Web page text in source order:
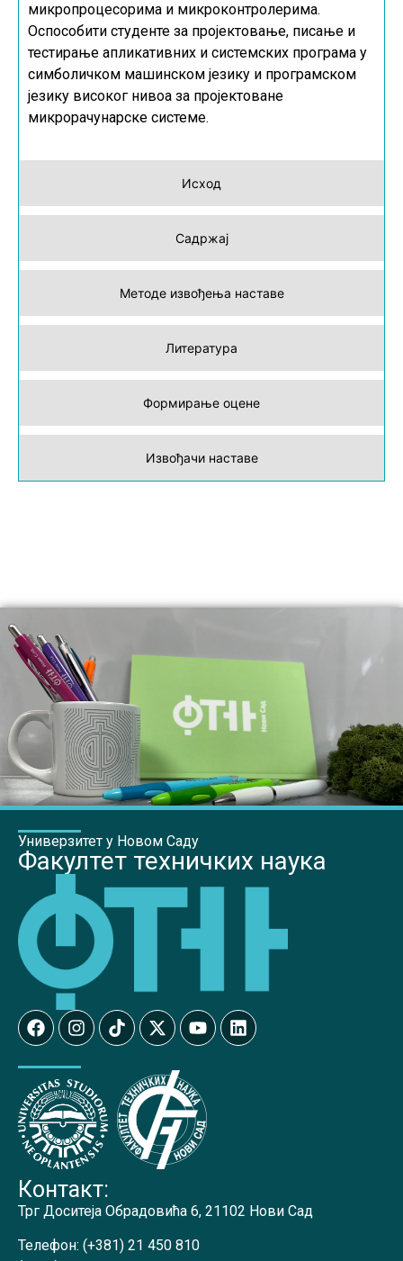
Исход
Садржај
Методе извођења наставе
Литература
Формирање оцене
Извођачи наставе
микропроцесорима и микроконтролерима.
Оспособити студенте за пројектовање, писање и
тестирање апликативних и системских програма у
симболичком машинском језику и програмском
језику високог нивоа за пројектоване
микрорачунарске системе.
Универзитет у Новом Саду
Факултет техничких наука
Контакт:
Трг Доситеја Обрадовића 6, 21102 Нови Сад
Телефон: (+381) 21 450 810